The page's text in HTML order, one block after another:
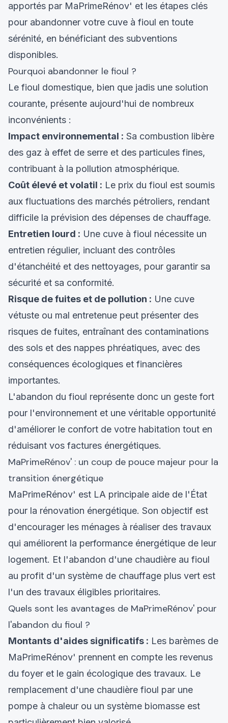
apportés par MaPrimeRénov' et les étapes clés
pour abandonner votre cuve à fioul en toute
sérénité, en bénéficiant des subventions
disponibles.
Pourquoi abandonner le fioul ?
Le fioul domestique, bien que jadis une solution
courante, présente aujourd'hui de nombreux
inconvénients :
Impact environnemental : Sa combustion libère
des gaz à effet de serre et des particules fines,
contribuant à la pollution atmosphérique.
Coût élevé et volatil : Le prix du fioul est soumis
aux fluctuations des marchés pétroliers, rendant
difficile la prévision des dépenses de chauffage.
Entretien lourd : Une cuve à fioul nécessite un
entretien régulier, incluant des contrôles
d'étanchéité et des nettoyages, pour garantir sa
sécurité et sa conformité.
Risque de fuites et de pollution : Une cuve
vétuste ou mal entretenue peut présenter des
risques de fuites, entraînant des contaminations
des sols et des nappes phréatiques, avec des
conséquences écologiques et financières
importantes.
L'abandon du fioul représente donc un geste fort
pour l'environnement et une véritable opportunité
d'améliorer le confort de votre habitation tout en
réduisant vos factures énergétiques.
MaPrimeRénov' : un coup de pouce majeur pour la
transition énergétique
MaPrimeRénov' est LA principale aide de l'État
pour la rénovation énergétique. Son objectif est
d'encourager les ménages à réaliser des travaux
qui améliorent la performance énergétique de leur
logement. Et l'abandon d'une chaudière au fioul
au profit d'un système de chauffage plus vert est
l'un des travaux éligibles prioritaires.
Quels sont les avantages de MaPrimeRénov' pour
l'abandon du fioul ?
Montants d'aides significatifs : Les barèmes de
MaPrimeRénov' prennent en compte les revenus
du foyer et le gain écologique des travaux. Le
remplacement d'une chaudière fioul par une
pompe à chaleur ou un système biomasse est